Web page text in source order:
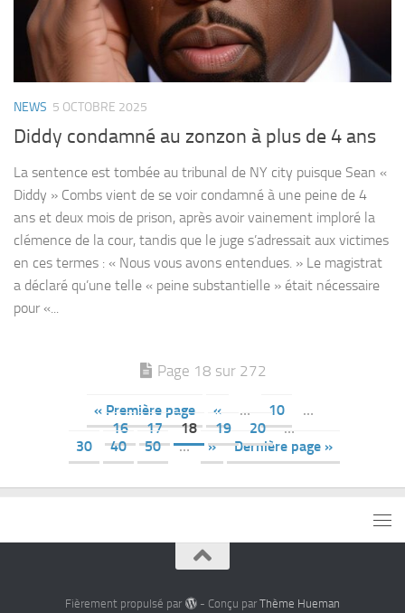
NEWS 5 OCTOBRE 2025
Diddy condamné au zonzon à plus de 4 ans
La sentence est tombée au tribunal de NY city puisque Sean «
Diddy » Combs vient de se voir condamné à une peine de 4
ans et deux mois de prison, après avoir vainement imploré la
clémence de la cour, tandis que le juge s’adressait aux victimes
en ces termes : « Nous vous avons entendues. » Le magistrat
a déclaré qu’une telle « peine substantielle » était nécessaire
pour «...
Page 18 sur 272
« Première page « … 10
…
16
17 18 19 20
…
30
40 50 … » Dernière page »
Fièrement propulsé par - Conçu par Thème Hueman